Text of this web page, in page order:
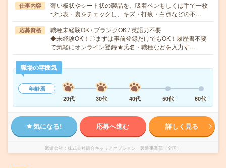
仕事内容
薄い板状やシート状の製品を、吸着ペンもしくは手で一枚
づつ表・裏をチェックし、キズ・打痕・白点などの不…
応募資格
職種未経験OK / ブランクOK / 英語力不要
◆未経験OK！〇まずは事前登録だけでもOK！履歴書不要
で気軽にオンライン登録★氏名・職種などを入力す…
職場の雰囲気
年齢層
20代
30代 40代 50代 60代
気になる! 応募へ進む 詳しく見る
派遣会社 株式会社綜合キャリアオプション 製造事業部（全国）